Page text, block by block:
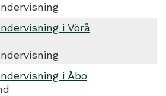
i Vörå
i Åbo